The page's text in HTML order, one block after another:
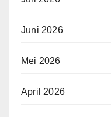
Juni 2026
Mei 2026
April 2026